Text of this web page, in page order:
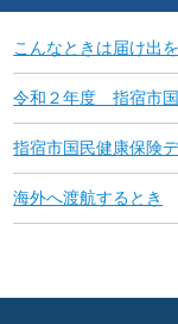
こんなときは届け出を
令和２年度 指宿市
指宿市国民健康保険
海外へ渡航するとき